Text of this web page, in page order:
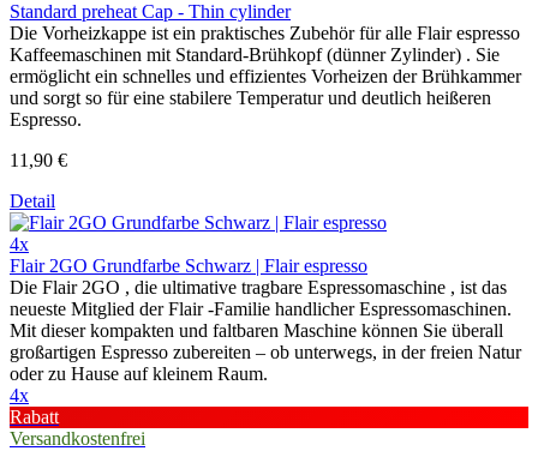
Standard preheat Cap - Thin cylinder
Die Vorheizkappe ist ein praktisches Zubehör für alle Flair espresso
Kaffeemaschinen mit Standard-Brühkopf (dünner Zylinder) . Sie
ermöglicht ein schnelles und effizientes Vorheizen der Brühkammer
und sorgt so für eine stabilere Temperatur und deutlich heißeren
Espresso.
11,90 €
Detail
4x
Flair 2GO Grundfarbe Schwarz | Flair espresso
Die Flair 2GO , die ultimative tragbare Espressomaschine , ist das
neueste Mitglied der Flair -Familie handlicher Espressomaschinen.
Mit dieser kompakten und faltbaren Maschine können Sie überall
großartigen Espresso zubereiten – ob unterwegs, in der freien Natur
oder zu Hause auf kleinem Raum.
4x
Rabatt
Versandkostenfrei